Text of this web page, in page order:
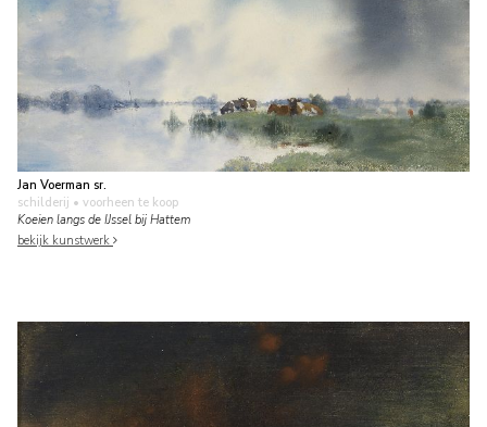
Jan Voerman sr.
schilderij • voorheen te koop
Koeien langs de IJssel bij Hattem
bekijk kunstwerk